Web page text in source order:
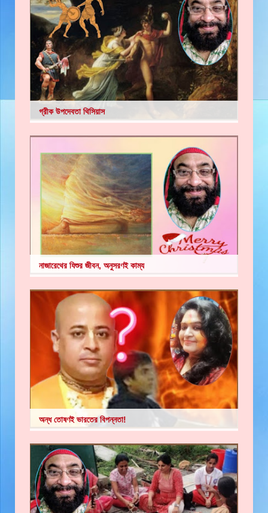
গ্রীক উপদেবতা থিসিয়াস
নাজারেথের যিশুর জীবন, অনুসরণই কাম্য
অন্ধ তোষণই ভারতের বিপন্নতা!